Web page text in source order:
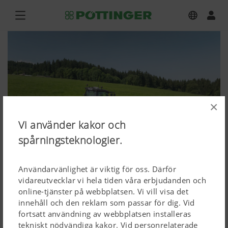
×
Vi använder kakor och
spårningsteknologier.
Användarvänlighet är viktig för oss. Därför
vidareutvecklar vi hela tiden våra erbjudanden och
online-tjänster på webbplatsen. Vi vill visa det
innehåll och den reklam som passar för dig. Vid
fortsatt användning av webbplatsen installeras
tekniskt nödvändiga kakor. Vid personrelaterade
NOVACAT 352 V, NOVACAT F 3100